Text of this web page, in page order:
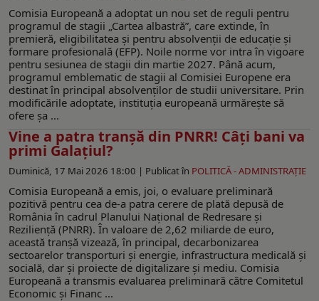
Comisia Europeană a adoptat un nou set de reguli pentru
programul de stagii „Cartea albastră”, care extinde, în
premieră, eligibilitatea și pentru absolvenții de educație și
formare profesională (EFP). Noile norme vor intra în vigoare
pentru sesiunea de stagii din martie 2027. Până acum,
programul emblematic de stagii al Comisiei Europene era
destinat în principal absolvenților de studii universitare. Prin
modificările adoptate, instituția europeană urmărește să
ofere șa ...
Vine a patra tranșă din PNRR! Câţi bani va
primi Galațiul?
Duminică, 17 Mai 2026 18:00 | Publicat în POLITICĂ - ADMINISTRAŢIE
Comisia Europeană a emis, joi, o evaluare preliminară
pozitivă pentru cea de-a patra cerere de plată depusă de
România în cadrul Planului Național de Redresare și
Reziliență (PNRR). În valoare de 2,62 miliarde de euro,
această tranșă vizează, în principal, decarbonizarea
sectoarelor transporturi și energie, infrastructura medicală și
socială, dar și proiecte de digitalizare și mediu. Comisia
Europeană a transmis evaluarea preliminară către Comitetul
Economic și Financ ...